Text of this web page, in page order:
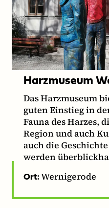
Harzmuseum
Das Harzmuseum
guten Einstieg in
Fauna des Harzes,
Region und auch
auch die
werden
Ort: Wernigerode